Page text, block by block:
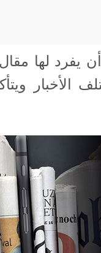
يفرد لها